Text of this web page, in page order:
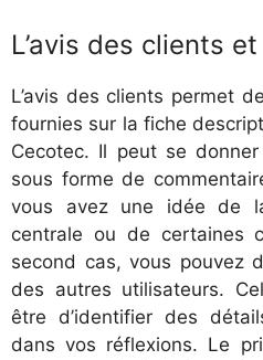
L’avis des clients
L’avis des clients permet
fournies sur la fiche
Cecotec. Il peut se
sous forme de
vous avez une idée de
centrale ou de certaines
second cas, vous pouvez
des autres utilisateurs.
être d’identifier des
dans vos réflexions. Le